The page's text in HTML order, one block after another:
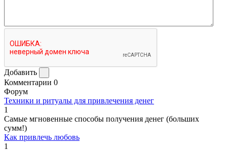
Добавить
Комментарии 0
Форум
Техники и ритуалы для привлечения денег
1
Самые мгновенные способы получения денег (больших
сумм!)
Как привлечь любовь
1